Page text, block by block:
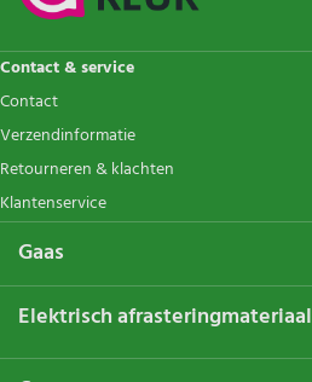
Contact & service
Contact
Verzendinformatie
Retourneren & klachten
Klantenservice
Gaas
Elektrisch afrasteringmateriaal